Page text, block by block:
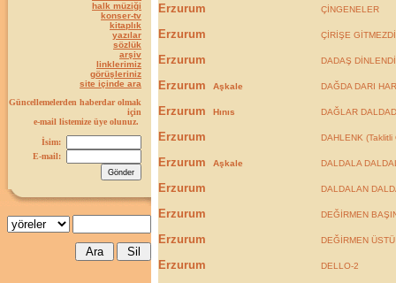
halk müziği
konser-tv
kitaplık
yazılar
sözlük
arşiv
linklerimiz
görüşleriniz
site içinde ara
Güncellemelerden haberdar olmak
için
e-mail listemize üye olunuz.
İsim:
E-mail:
Erzurum ÇİNGENELER
Erzurum ÇİRİŞE
Erzurum DADAŞ
Erzurum Aşkale DAĞDA DARI
Erzurum Hınıs DAĞLAR
Erzurum DAHLENK (Taklitli
Erzurum Aşkale DALDALA
Erzurum DALDALAN
Erzurum DEĞİRMEN
Erzurum DEĞİRMEN
Erzurum DELLO-2